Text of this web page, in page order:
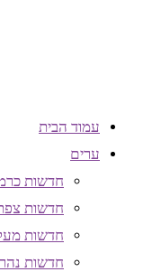
עמוד הבית
ערים
חדשות
חדשות
חדשות
חדשות